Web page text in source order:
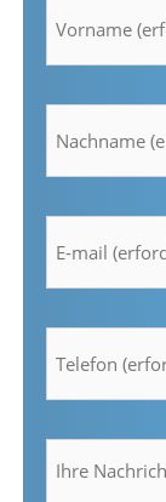
mail
*
Nachricht
an
uns